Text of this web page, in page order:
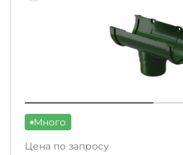
Много
Цена по запросу